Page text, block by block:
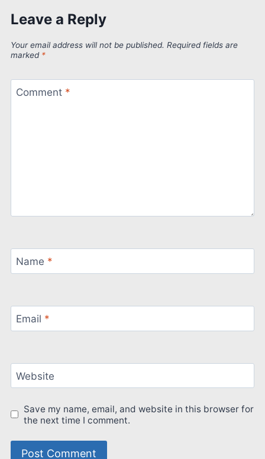
Leave a Reply
Your email address will not be published. Required fields are
marked *
Comment *
Name *
Email *
Website
Save my name, email, and website in this browser for
the next time I comment.